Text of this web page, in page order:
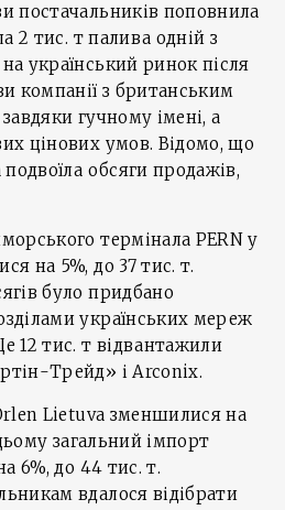
постачальників поповнила
2 тис. т палива одній з
український ринок після
компанії з британським
гучному імені, а
цінових умов. Відомо, що
обсяги продажів,
термінала PERN у
на 5%, до 37 тис. т.
було придбано
українських мереж
12 тис. т відвантажили
Трейд» і Arconix.
Lietuva зменшилися на
загальний імпорт
6%, до 44 тис. т.
вдалося відібрати